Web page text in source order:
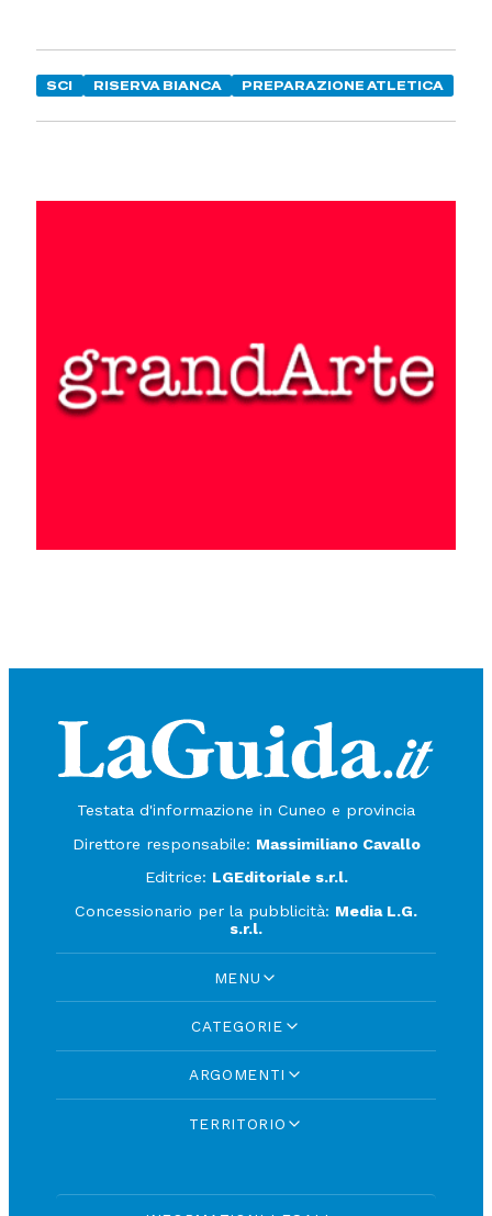
SCI RISERVA BIANCA PREPARAZIONE ATLETICA
Testata d'informazione in Cuneo e provincia
Direttore responsabile: Massimiliano Cavallo
Editrice: LGEditoriale s.r.l.
Concessionario per la pubblicità: Media L.G.
s.r.l.
MENU
CATEGORIE
ARGOMENTI
TERRITORIO